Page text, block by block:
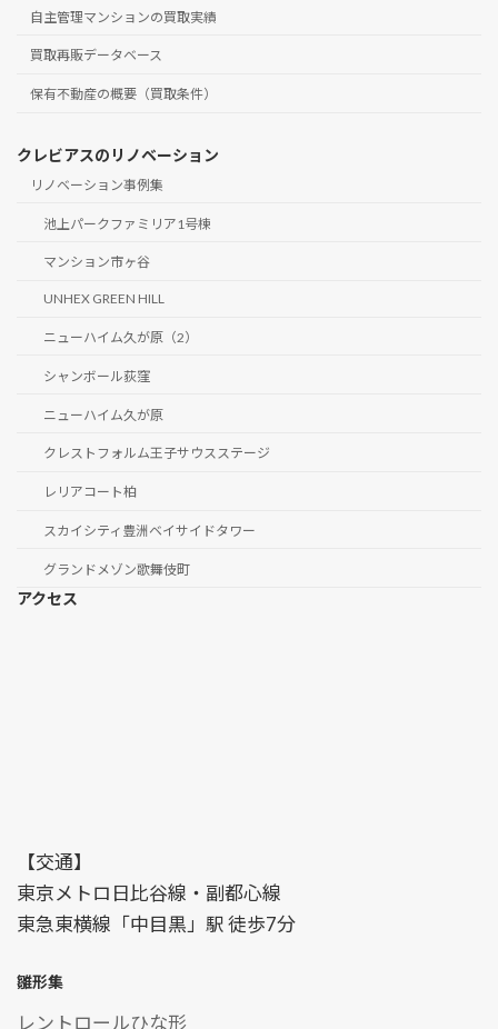
自主管理マンションの買取実績
買取再販データベース
保有不動産の概要（買取条件）
クレビアスのリノベーション
リノベーション事例集
池上パークファミリア1号棟
マンション市ヶ谷
UNHEX GREEN HILL
ニューハイム久が原（2）
シャンボール荻窪
ニューハイム久が原
クレストフォルム王子サウスステージ
レリアコート柏
スカイシティ豊洲ベイサイドタワー
グランドメゾン歌舞伎町
アクセス
【交通】
東京メトロ日比谷線・副都心線
東急東横線「中目黒」駅 徒歩7分
雛形集
レントロールひな形